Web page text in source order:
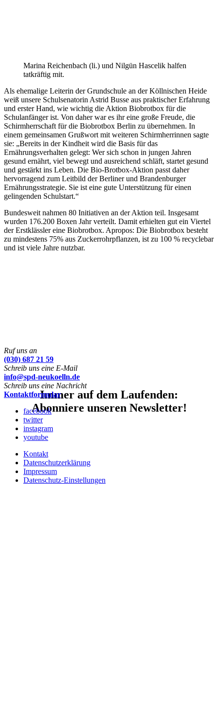
Marina Reichenbach (li.) und Nilgün Hascelik halfen
tatkräftig mit.
Als ehemalige Leiterin der Grundschule an der Köllnischen Heide
weiß unsere Schulsenatorin Astrid Busse aus praktischer Erfahrung
und erster Hand, wie wichtig die Aktion Biobrotbox für die
Schulanfänger ist. Von daher war es ihr eine große Freude, die
Schirmherrschaft für die Biobrotbox Berlin zu übernehmen. In
einem gemeinsamen Grußwort mit weiteren Schirmherrinnen sagte
sie: „Bereits in der Kindheit wird die Basis für das
Ernährungsverhalten gelegt: Wer sich schon in jungen Jahren
gesund ernährt, viel bewegt und ausreichend schläft, startet gesund
und gestärkt ins Leben. Die Bio-Brotbox-Aktion passt daher
hervorragend zum Leitbild der Berliner und Brandenburger
Ernährungsstrategie. Sie ist eine gute Unterstützung für einen
gelingenden Schulstart.“
Bundesweit nahmen 80 Initiativen an der Aktion teil. Insgesamt
wurden 176.200 Boxen Jahr verteilt. Damit erhielten gut ein Viertel
der Erstklässler eine Biobrotbox. Apropos: Die Biobrotbox besteht
zu mindestens 75% aus Zuckerrohrpflanzen, ist zu 100 % recyclebar
und ist viele Jahre nutzbar.
Immer auf dem Laufenden:
Abonniere unseren Newsletter!
Ruf uns an
(030) 687 21 59
Schreib uns eine E-Mail
info@spd-neukoelln.de
Schreib uns eine Nachricht
Kontaktformular
facebook
twitter
instagram
youtube
Kontakt
Datenschutzerklärung
Impressum
Datenschutz-Einstellungen